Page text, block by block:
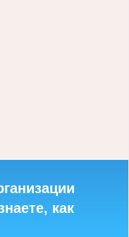
как